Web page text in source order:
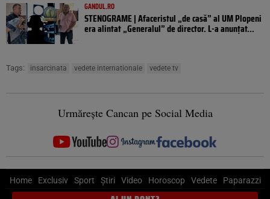
GANDUL.RO
STENOGRAME | Afaceristul „de casă” al UM Plopeni
era alintat „Generalul” de director. L-a anunțat...
Tags: insarcinata vedete internationale vedete tv
Urmărește Cancan pe Social Media
Home Exclusiv Sport Știri Video Horoscop Vedete Paparazzi